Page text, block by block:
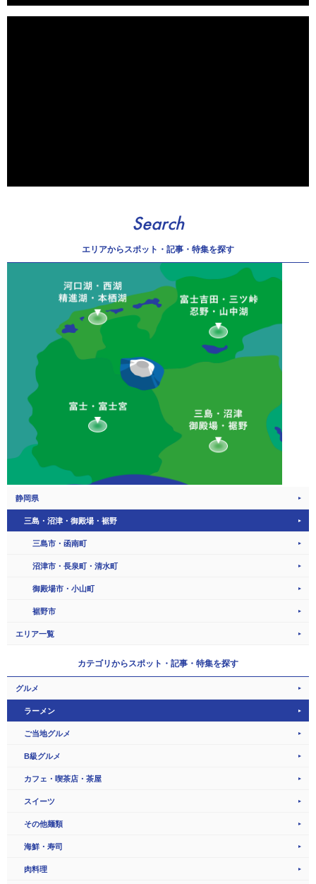
Search
エリアからスポット・記事・特集を探す
静岡県
三島・沼津・御殿場・裾野
三島市・函南町
沼津市・長泉町・清水町
御殿場市・小山町
裾野市
エリア一覧
カテゴリから スポット・記事・特集を探す
グルメ
ラーメン
ご当地グルメ
B級グルメ
カフェ・喫茶店・茶屋
スイーツ
その他麺類
海鮮・寿司
肉料理